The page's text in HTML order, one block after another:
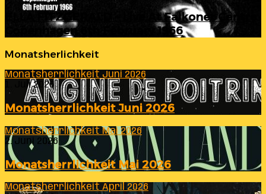
ELLA FITZGERALD – Live At Falkoner Centre
Copenhagen 6th February 1966
Monatsherlichkeit
Monatsherrlichkeit Juni 2026
1. Juli 2026
Monatsherrlichkeit Juni 2026
Monatsherrlichkeit Mai 2026
2. Juni 2026
Monatsherrlichkeit Mai 2026
Monatsherrlichkeit April 2026